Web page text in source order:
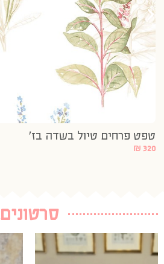
טפט פרחים טיול בשדה בז’
₪ 320
סרטונים